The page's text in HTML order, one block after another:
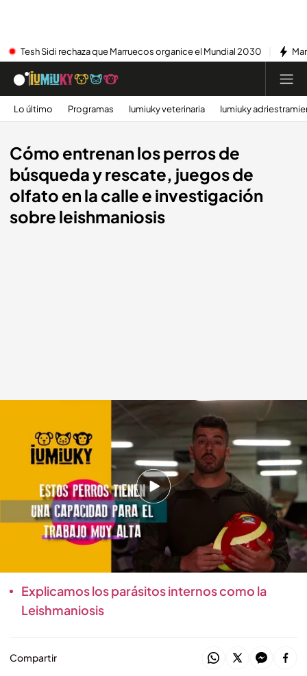
Tesh Sidi rechaza que Marruecos organice el Mundial 2030
Lo último Programas Iumiuky veterinaria Iumiuky
Cómo entrenan los perros de
búsqueda y rescate, juegos de
olfato en la calle e investigación
sobre leishmaniosis
Enseñar a un perro a buscar comida en la calle puede ser peligroso, ya que
podría confundir la vía pública como un “buffet libre”, y esto conlleva
riesgos como el envenenamiento
13 MAY 2025 - 12:48h.
Unidad Canina de Rescate en España
Los juegos olfativos con comida conllevan
Explicamos los parásitos internos como la
Leishmaniosis
Compartir